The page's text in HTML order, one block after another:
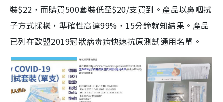
裝$22，而購買500套裝低至$20/支買到。產品以鼻咽拭
子方式採樣，準確性高達99%，15分鐘就知結果。產品
已列在歐盟2019冠狀病毒病快速抗原測試通用名單。